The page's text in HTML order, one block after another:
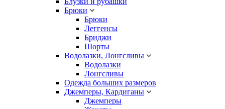
Брюки
Брюки
Леггенсы
Бриджи
Шорты
Водолазки, Лонгсливы
Водолазки
Лонгсливы
Одежда больших размеров
Джемперы, Кардиганы
Джемперы